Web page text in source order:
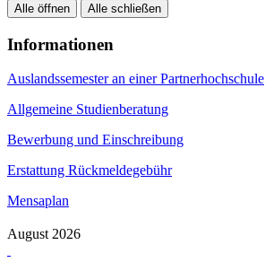
Alle öffnen Alle schließen
Informationen
Auslandssemester an einer Partnerhochschule
Allgemeine Studienberatung
Bewerbung und Einschreibung
Erstattung Rückmeldegebühr
Mensaplan
August 2026